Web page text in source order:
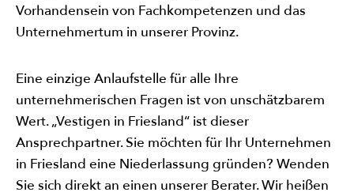
Vorhandensein von Fachkompetenzen und das
Unternehmertum in unserer Provinz.
Eine einzige Anlaufstelle für alle Ihre
unternehmerischen Fragen ist von unschätzbarem
Wert. „Vestigen in Friesland“ ist dieser
Ansprechpartner. Sie möchten für Ihr Unternehmen
in Friesland eine Niederlassung gründen? Wenden
Sie sich direkt an einen unserer Berater. Wir heißen